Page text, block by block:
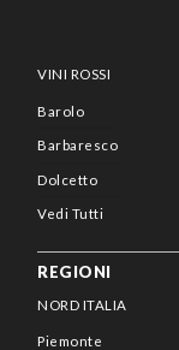
VINI ROSSI
Barolo
Barbaresco
Dolcetto
Vedi Tutti
REGIONI
NORD ITALIA
Piemonte